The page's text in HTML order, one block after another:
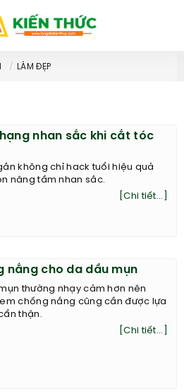
LÀM ĐẸP
nhan sắc khi cắt tóc
không chỉ hack tuổi hiệu quả
nâng tầm nhan sắc.
[Chi tiết...]
nắng cho da dầu mụn
thường nhạy cảm hơn nên
chống nắng cũng cần được lựa
thận.
[Chi tiết...]